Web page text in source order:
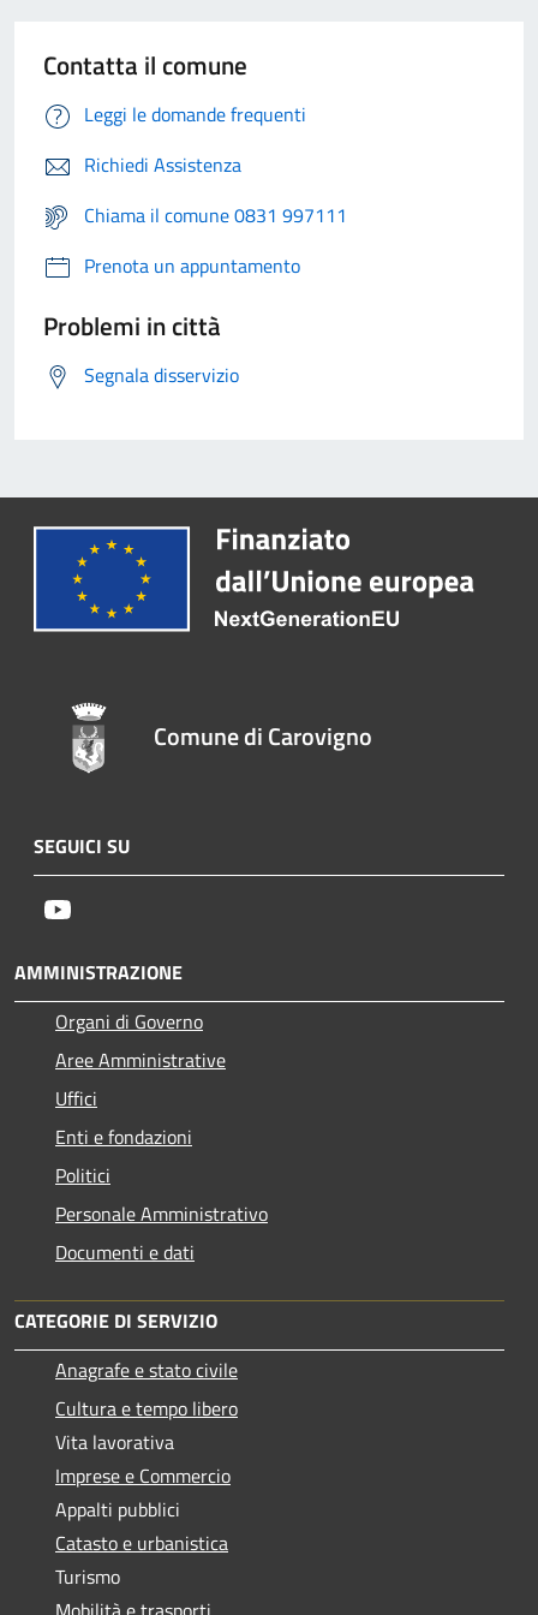
Contatta il comune
Leggi le domande frequenti
Richiedi Assistenza
Chiama il comune 0831 997111
Prenota un appuntamento
Problemi in città
Segnala disservizio
Comune di Carovigno
SEGUICI SU
AMMINISTRAZIONE
Organi di Governo
Aree Amministrative
Uffici
Enti e fondazioni
Politici
Personale Amministrativo
Documenti e dati
CATEGORIE DI SERVIZIO
Anagrafe e stato civile
Cultura e tempo libero
Vita lavorativa
Imprese e Commercio
Appalti pubblici
Catasto e urbanistica
Turismo